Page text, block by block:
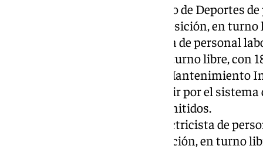
Una plaza de Técnico Medio de Deportes
el sistema de concurso-oposición, en
Dos plazas de Peón/Mozo/a de personal
de concurso-oposición, en turno libre, con
Una plaza de Oficial de 1ª Mantenimiento
personal laboral fijo, a cubrir por el
libre, que cuenta con 17 admitidos.
Una plaza de Oficial 1.ª Electricista de
sistema de concurso-oposición, en turno